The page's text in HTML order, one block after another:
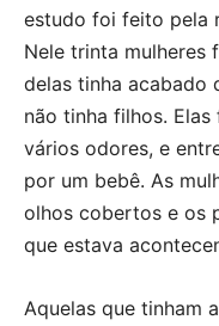
estudo foi feito pela
Nele trinta mulheres
delas tinha acabado
não tinha filhos.
vários odores, e
por um bebê. As
olhos cobertos e os
que estava
Aquelas que tinham